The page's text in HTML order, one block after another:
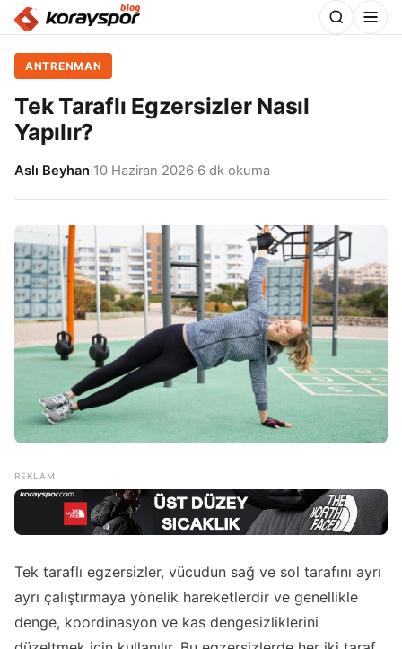
ANTRENMAN
Tek Taraflı Egzersizler Nasıl
Yapılır?
Aslı Beyhan·10 Haziran 2026·6 dk okuma
Tek taraflı egzersizler, vücudun sağ ve sol tarafını ayrı
ayrı çalıştırmaya yönelik hareketlerdir ve genellikle
denge, koordinasyon ve kas dengesizliklerini